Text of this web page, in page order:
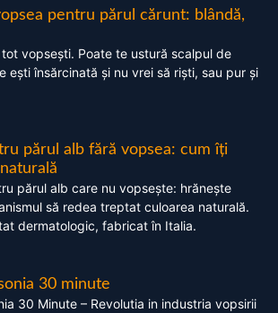
pentru părul cărunt: blândă,
vopsești. Poate te ustură scalpul de
ești însărcinată și nu vrei să riști, sau pur și
părul alb fără vopsea: cum îți
părul alb care nu vopsește: hrănește
să redea treptat culoarea naturală.
dermatologic, fabricat în Italia.
30 minute
30 Minute – Revolutia in industria vopsirii